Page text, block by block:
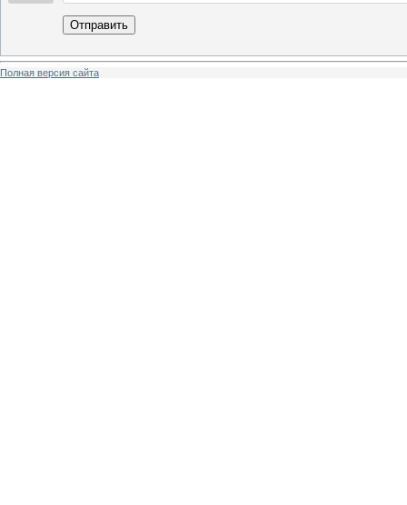
Отправить
Полная версия сайта